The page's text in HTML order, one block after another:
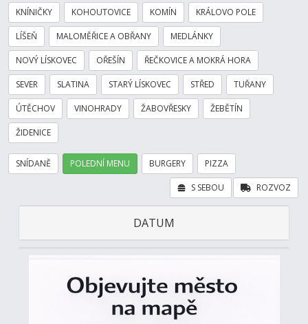
KNÍNIČKY KOHOUTOVICE KOMÍN KRÁLOVO POLE
LÍŠEŇ MALOMĚŘICE A OBŘANY MEDLÁNKY
NOVÝ LÍSKOVEC OŘEŠÍN ŘEČKOVICE A MOKRÁ HORA
SEVER SLATINA STARÝ LÍSKOVEC STŘED TUŘANY
ÚTĚCHOV VINOHRADY ŽABOVŘESKY ŽEBĚTÍN
ŽIDENICE
SNÍDANĚ POLEDNÍ MENU BURGERY PIZZA
ROZVOZ
S SEBOU
DATUM